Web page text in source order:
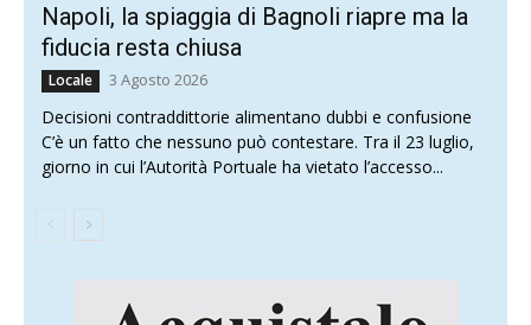
Napoli, la spiaggia di Bagnoli riapre ma la
fiducia resta chiusa
Locale 3 Agosto 2026
Decisioni contraddittorie alimentano dubbi e confusione
C’è un fatto che nessuno può contestare. Tra il 23 luglio,
giorno in cui l’Autorità Portuale ha vietato l’accesso...